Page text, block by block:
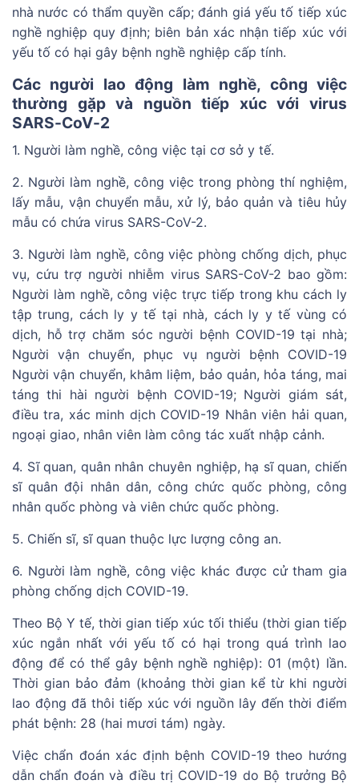
nhà nước có thẩm quyền cấp; đánh giá yếu tố tiếp xúc
nghề nghiệp quy định; biên bản xác nhận tiếp xúc với
yếu tố có hại gây bệnh nghề nghiệp cấp tính.
Các người lao động làm nghề, công việc
thường gặp và nguồn tiếp xúc với virus
SARS-CoV-2
1. Người làm nghề, công việc tại cơ sở y tế.
2. Người làm nghề, công việc trong phòng thí nghiệm,
lấy mẫu, vận chuyển mẫu, xử lý, bảo quản và tiêu hủy
mẫu có chứa virus SARS-CoV-2.
3. Người làm nghề, công việc phòng chống dịch, phục
vụ, cứu trợ người nhiễm virus SARS-CoV-2 bao gồm:
Người làm nghề, công việc trực tiếp trong khu cách ly
tập trung, cách ly y tế tại nhà, cách ly y tế vùng có
dịch, hỗ trợ chăm sóc người bệnh COVID-19 tại nhà;
Người vận chuyển, phục vụ người bệnh COVID-19
Người vận chuyển, khâm liệm, bảo quản, hỏa táng, mai
táng thi hài người bệnh COVID-19; Người giám sát,
điều tra, xác minh dịch COVID-19 Nhân viên hải quan,
ngoại giao, nhân viên làm công tác xuất nhập cảnh.
4. Sĩ quan, quân nhân chuyên nghiệp, hạ sĩ quan, chiến
sĩ quân đội nhân dân, công chức quốc phòng, công
nhân quốc phòng và viên chức quốc phòng.
5. Chiến sĩ, sĩ quan thuộc lực lượng công an.
6. Người làm nghề, công việc khác được cử tham gia
phòng chống dịch COVID-19.
Theo Bộ Y tế, thời gian tiếp xúc tối thiểu (thời gian tiếp
xúc ngắn nhất với yếu tố có hại trong quá trình lao
động để có thể gây bệnh nghề nghiệp): 01 (một) lần.
Thời gian bảo đảm (khoảng thời gian kể từ khi người
lao động đã thôi tiếp xúc với nguồn lây đến thời điểm
phát bệnh: 28 (hai mươi tám) ngày.
Việc chẩn đoán xác định bệnh COVID-19 theo hướng
dẫn chẩn đoán và điều trị COVID-19 do Bộ trưởng Bộ